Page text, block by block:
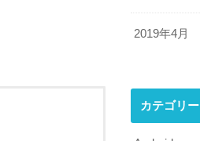
2019年4月
カテゴリー